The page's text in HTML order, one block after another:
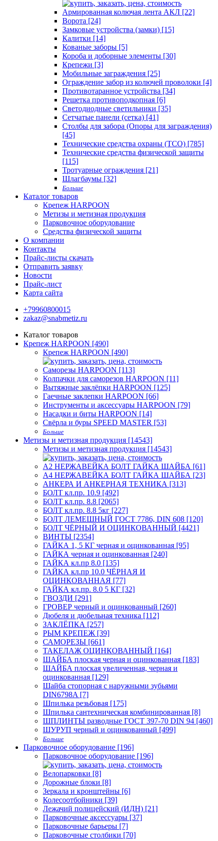
Армированная колючая лента АКЛ [22]
Ворота [24]
Замковые устройства (замки) [15]
Калитки [14]
Кованые заборы [5]
Короба и доборные элементы [30]
Крепежи [3]
Мобильные заграждения [25]
Ограждение забор из колючей проволоки [4]
Противотаранное устройства [34]
Решетка противоподкопная [6]
Светодиодные светильники [35]
Сетчатые панели (сетка) [41]
Столбы для забора (Опоры для заграждения)
[45]
Технические средства охраны (ТСО) [785]
Технические средства физической защиты
[115]
Тротуарные ограждения [21]
Шлагбаумы [32]
Больше
Каталог товаров
Крепеж HARPOON
Метизы и метизная продукция
Парковочное оборудование
Средства физической защиты
О компании
Контакты
Прайс-листы скачать
Отправить заявку
Новости
Прайс-лист
Карта сайта
+79960800015
zakaz@snabmetiz.ru
Каталог товаров
Крепеж HARPOON [490]
Крепеж HARPOON [490]
Саморезы HARPOON [113]
Колпачки для саморезов HARPOON [11]
Вытяжные заклёпки HARPOON [125]
Гаечные заклепки HARPOON [66]
Инструменты и аксессуары HARPOON [79]
Насадки и биты HARPOON [14]
Свёрла и буры SPEED MASTER [53]
Больше
Метизы и метизная продукция [14543]
Метизы и метизная продукция [14543]
А2 НЕРЖАВЕЙКА БОЛТ ГАЙКА ШАЙБА [61]
А4 НЕРЖАВЕЙКА БОЛТ ГАЙКА ШАЙБА [23]
АНКЕРА И АНКЕРНАЯ ТЕХНИКА [313]
БОЛТ кл.пр. 10.9 [492]
БОЛТ кл.пр. 8.8 [2065]
БОЛТ кл.пр. 8.8 5кг [227]
БОЛТ ЛЕМЕШНЫЙ ГОСТ 7786, DIN 608 [120]
БОЛТ ЧЁРНЫЙ И ОЦИНКОВАННЫЙ [4421]
ВИНТЫ [2354]
ГАЙКА 1, 5 КГ черная и оцинкованная [95]
ГАЙКА черная и оцинкованная [240]
ГАЙКА кл.пр 8.0 [135]
ГАЙКА кл.пр 10.0 ЧЁРНАЯ И
ОЦИНКОВАННАЯ [77]
ГАЙКА кл.пр. 8.0 5 КГ [32]
ГВОЗДИ [291]
ГРОВЕР черный и оцинкованный [260]
Дюбеля и дюбельная техника [112]
ЗАКЛЁПКА [257]
РЫМ КРЕПЕЖ [39]
САМОРЕЗЫ [661]
ТАКЕЛАЖ ОЦИНКОВАННЫЙ [164]
ШАЙБА плоская черная и оцинкованная [183]
ШАЙБА плоская увеличенная, черная и
оцинкованная [129]
Шайба стопорная с наружными зубьями
DIN6798A [7]
Шпилька резьбовая [175]
Шпилька сантехническая комбинированная [8]
ШПЛИНТЫ разводные ГОСТ 397-70 DIN 94 [460]
ШУРУП черный и оцинкованный [499]
Больше
Парковочное оборудование [196]
Парковочное оборудование [196]
Велопарковки [8]
Дорожные блоки [8]
Зеркала и кронштейны [6]
Колесоотбойники [39]
Лежачий полицейский (ИДН) [21]
Парковочные аксессуары [37]
Парковочные барьеры [7]
Парковочные столбики [70]